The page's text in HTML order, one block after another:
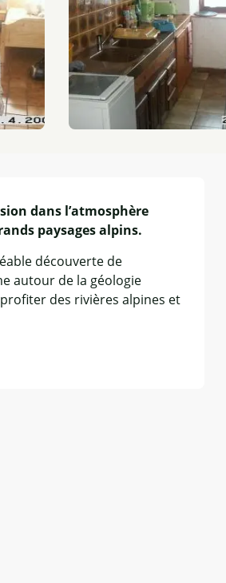
dans l’atmosphère
paysages alpins.
découverte de
autour de la géologie
des rivières alpines et